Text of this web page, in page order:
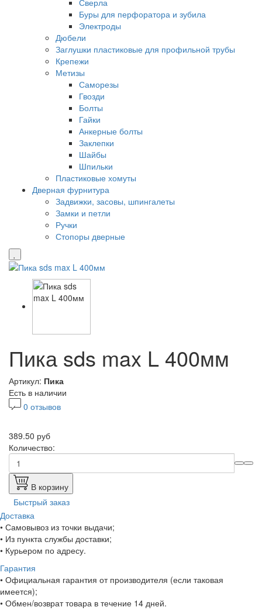
Сверла
Буры для перфоратора и зубила
Электроды
Дюбели
Заглушки пластиковые для профильной трубы
Крепежи
Метизы
Саморезы
Гвозди
Болты
Гайки
Анкерные болты
Заклепки
Шайбы
Шпильки
Пластиковые хомуты
Дверная фурнитура
Задвижки, засовы, шпингалеты
Замки и петли
Ручки
Стопоры дверные
Пика sds max L 400мм
Артикул: Пика
Есть в наличии
0 отзывов
389.50 руб
Количество:
В корзину
Быстрый заказ
Доставка
• Самовывоз из точки выдачи;
• Из пункта службы доставки;
• Курьером по адресу.
Гарантия
• Официальная гарантия от производителя (если таковая
имеется);
• Обмен/возврат товара в течение 14 дней.